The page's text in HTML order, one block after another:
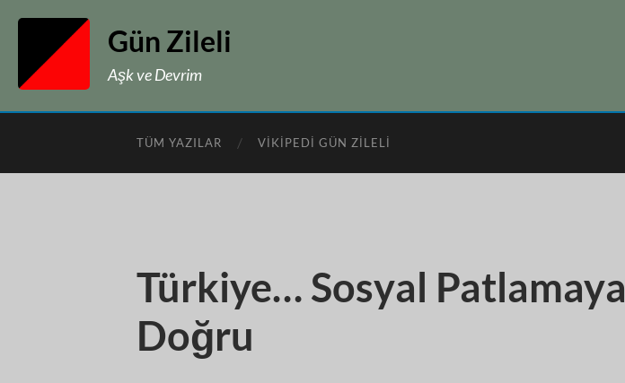
Gün Zileli
Aşk ve Devrim
TÜM YAZILAR VIKIPEDI GÜN ZILELI
Türkiye… Sosyal Patlamaya
Doğru